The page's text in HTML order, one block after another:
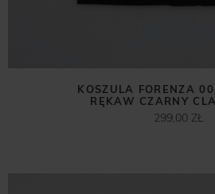
KOSZULA FORENZA
RĘKAW CZARNY
299,00 ZŁ